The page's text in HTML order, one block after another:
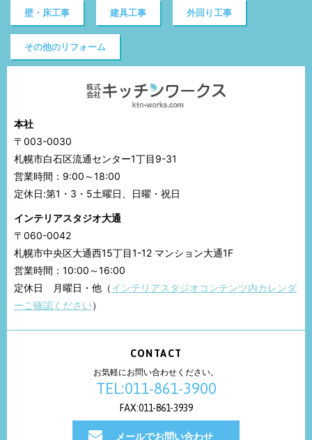
壁・床工事 建具工事 外回り工事
その他のリフォーム
本社
〒003-0030
札幌市白石区流通センター1丁目9-31
営業時間：9:00～18:00
定休日:第1・3・5土曜日、日曜・祝日
インテリアスタジオ大通
〒060-0042
札幌市中央区大通西15丁目1-12 マンション大通1F
営業時間：10:00～16:00
定休日 月曜日・他（インテリアスタジオコンテンツ内カレンダ
ーご確認ください）
CONTACT
お気軽にお問い合わせください。
TEL:011-861-3900
FAX:011-861-3939
メールでお問い合わせ